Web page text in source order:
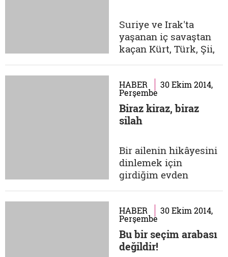
anlamda ciddi bir
ilerleme kaydetmiştir.
Dönemin sosyal
değişikliklerine...
Suriye ve Irak'ta
yaşanan iç savaştan
kaçan Kürt, Türk, Şii,
insan için Türkiye can
korkusuyla sığınılan
bir liman haline geldi.
Büyük bir insanlık
bölgede çoğunluğu
kadın ve çocuklardan
oluşan...
HABER 30 Ekim 2014,
Perşembe
Biraz kiraz, biraz
silah
Bir ailenin hikâyesini
dinlemek için
girdiğim evden
düşünemezdim.
Suriyeli bir aile...
Halep'teki günler;
anne Sabah terzilik
HABER 30 Ekim 2014,
Perşembe
Bu bir seçim arabası
değildir!